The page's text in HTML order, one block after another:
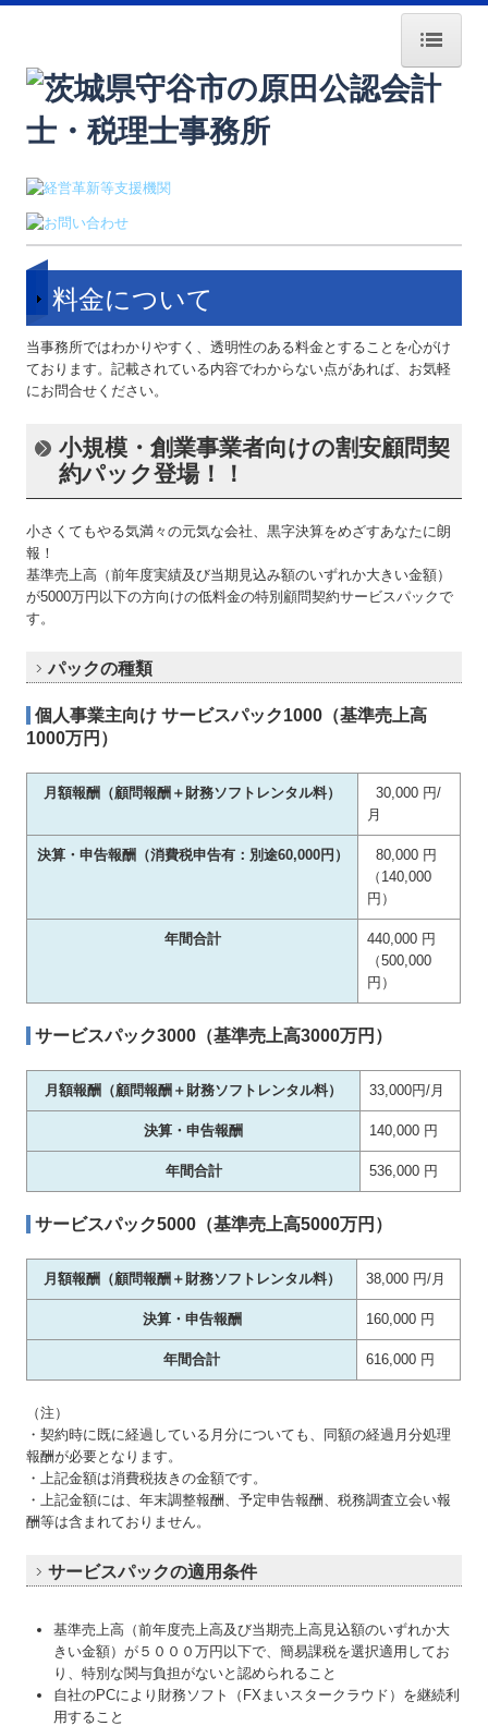
HOME
採用情報
経営者塾・ｾﾐﾅｰ案内
経営者のみなさまへ
交通案内
業務案内
事務所紹介
所長紹介
職員紹介
料金について
お知らせ
リンク集
個人情報保護方針
料金について
当事務所ではわかりやすく、透明性のある料金とすることを心がけ
ております。記載されている内容でわからない点があれば、お気軽
にお問合せください。
小規模・創業事業者向けの割安顧問契
約パック登場！！
小さくてもやる気満々の元気な会社、黒字決算をめざすあなたに朗
報！
基準売上高（前年度実績及び当期見込み額のいずれか大きい金額）
が5000万円以下の方向けの低料金の特別顧問契約サービスパックで
す。
パックの種類
個人事業主向け サービスパック1000（基準売上高
1000万円）
月額報酬（顧問報酬＋財務ソフトレンタル料）
30,000 円/
月
決算・申告報酬（消費税申告有：別途60,000円）
80,000 円
（140,000
円）
年間合計
440,000 円
（500,000
円）
サービスパック3000（基準売上高3000万円）
月額報酬（顧問報酬＋財務ソフトレンタル料） 33,000円/月
決算・申告報酬 140,000 円
年間合計 536,000 円
サービスパック5000（基準売上高5000万円）
月額報酬（顧問報酬＋財務ソフトレンタル料） 38,000 円/月
決算・申告報酬 160,000 円
年間合計 616,000 円
（注）
・契約時に既に経過している月分についても、同額の経過月分処理
報酬が必要となります。
・上記金額は消費税抜きの金額です。
・上記金額には、年末調整報酬、予定申告報酬、税務調査立会い報
酬等は含まれておりません。
サービスパックの適用条件
基準売上高（前年度売上高及び当期売上高見込額のいずれか大
きい金額）が５０００万円以下で、簡易課税を選択適用してお
り、特別な関与負担がないと認められること
自社のPCにより財務ソフト（FXまいスタークラウド）を継続利
用すること